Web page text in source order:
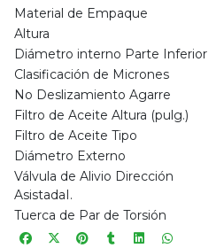
Material de Empaque
Altura
Diámetro interno Parte Inferior
Clasificación de Micrones
No Deslizamiento Agarre
Filtro de Aceite Altura (pulg.)
Filtro de Aceite Tipo
Diámetro Externo
Válvula de Alivio Dirección
AsistadaI.
Tuerca de Par de Torsión